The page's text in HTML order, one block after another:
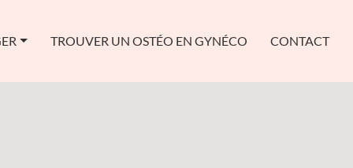
TROUVER UN OSTÉO EN GYNÉCO CONTACT